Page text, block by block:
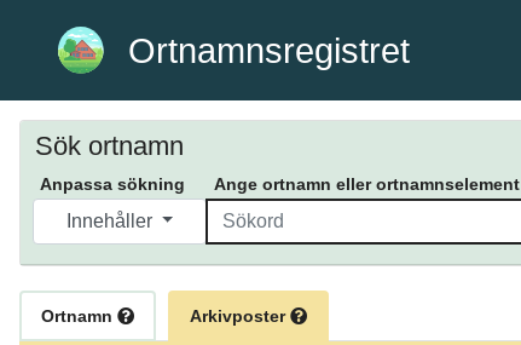
Ortnamnsregistret
Sök ortnamn
Anpassa sökning Ange ortnamn eller ortnamnselement
Innehåller
Ortnamn Arkivposter